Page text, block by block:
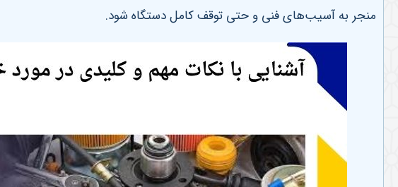
منجر به آسیب‌های فنی و حتی توقف کامل دستگاه شود.